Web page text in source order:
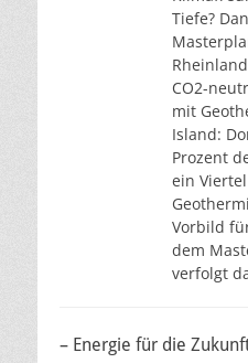
Tiefe?
CO2-
mit
Island:
Prozent
ein
Vorbild
dem
verfolgt
– Energie für die